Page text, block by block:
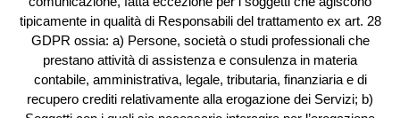
tipicamente in qualità di Responsabili del trattamento ex art. 28
GDPR ossia: a) Persone, società o studi professionali che
prestano attività di assistenza e consulenza in materia
contabile, amministrativa, legale, tributaria, finanziaria e di
recupero crediti relativamente alla erogazione dei Servizi; b)